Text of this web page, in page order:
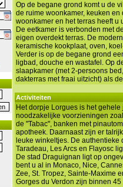
Op de begane grond komt u de
de ruime woonkamer, keuken
woonkamer en het terras heeft u
De eetkamer is verbonden met
eigen overdekt terras. De
keramische kookplaat, oven,
Verder is op de begane grond
ligbad, douche en wastafel. Op
slaapkamer (met 2-persoons
dakterras met fraai uitzicht) als
Activiteiten
Het dorpje Lorgues is het
noodzakelijke voorzieningen
de "Tabac", banken met
apotheek. Daarnaast zijn er
leuke winkeltjes. De authentieke
Taradeau, Les Arcs en Flayosc
De stad Draguignan ligt op
bent u al in Monaco, Nice,
Zee, St. Tropez, Sainte-Maxime
Gorges du Verdon zijn binnen